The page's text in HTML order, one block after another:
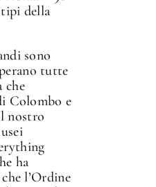
della
sono
tutte
che
Colombo e
nostro
ha
l’Ordine